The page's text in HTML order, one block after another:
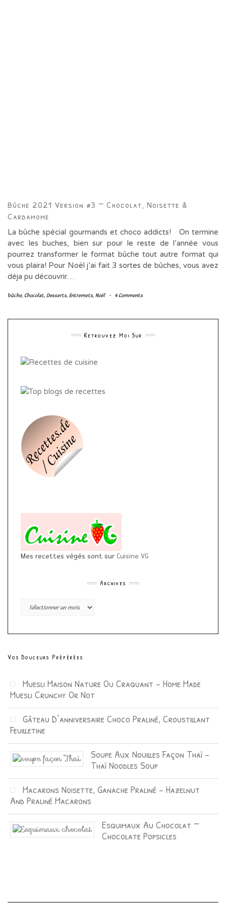
Bûche 2021 Version #3 ~ Chocolat, Noisette &
Cardamome
La bûche spécial gourmands et choco addicts! On termine
avec les buches, bien sur pour le reste de l’année vous
pourrez transformer le format bûche tout autre format qui
vous plaira! Pour Noël j’ai fait 3 sortes de bûches, vous avez
déja pu découvrir…
bûche, Chocolat, Desserts, Entremets, Noël - 4 Comments
Retrouvez Moi Sur
Mes recettes végés sont sur Cuisine VG
Archives
Archives
Vos Douceurs Préférées
Muesli Maison Nature Ou Craquant – Home Made
Muesli Crunchy Or Not
Gâteau D’anniversaire Choco Praliné, Croustillant
Feuilletine
Soupe Aux Nouilles Façon Thaï –
Thaï Noodles Soup
Macarons Noisette, Ganache Praliné – Hazelnut
And Praliné Macarons
Esquimaux Au Chocolat ~
Chocolate Popsicles